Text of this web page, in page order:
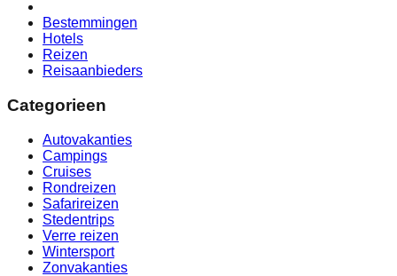
Bestemmingen
Hotels
Reizen
Reisaanbieders
Categorieen
Autovakanties
Campings
Cruises
Rondreizen
Safarireizen
Stedentrips
Verre reizen
Wintersport
Zonvakanties